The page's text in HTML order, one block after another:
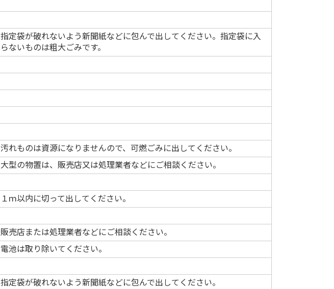
指定袋が破れないよう新聞紙などに包んで出してください。指定袋に入
らないものは粗大ごみです。
汚れものは資源になりませんので、可燃ごみに出してください。
大型の物置は、販売店又は処理業者などにご相談ください。
１ｍ以内に切って出してください。
販売店または処理業者などにご相談ください。
電池は取り除いてください。
指定袋が破れないよう新聞紙などに包んで出してください。